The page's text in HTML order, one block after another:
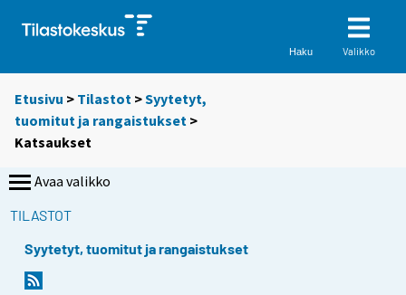
Haku Valikko
Etusivu > Tilastot >Syytetyt,
tuomitut ja rangaistukset >
Katsaukset
Avaa valikko
TILASTOT
Syytetyt, tuomitut ja rangaistukset